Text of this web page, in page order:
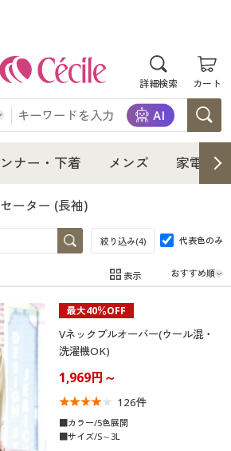
詳細検索 カート
べて
着
家具
具通販すべて
ト
ナー・下着 メンズ 家電・
ーター (長袖)
絞り込み(4) 代表色のみ
在庫のある商品のみ表示
(4〜4.9)
表示
最大40％OFF
Vネックプルオーバー(ウール混・
洗濯機OK)
1,969円～
126件
■カラー/5色展開
■サイズ/S～3L